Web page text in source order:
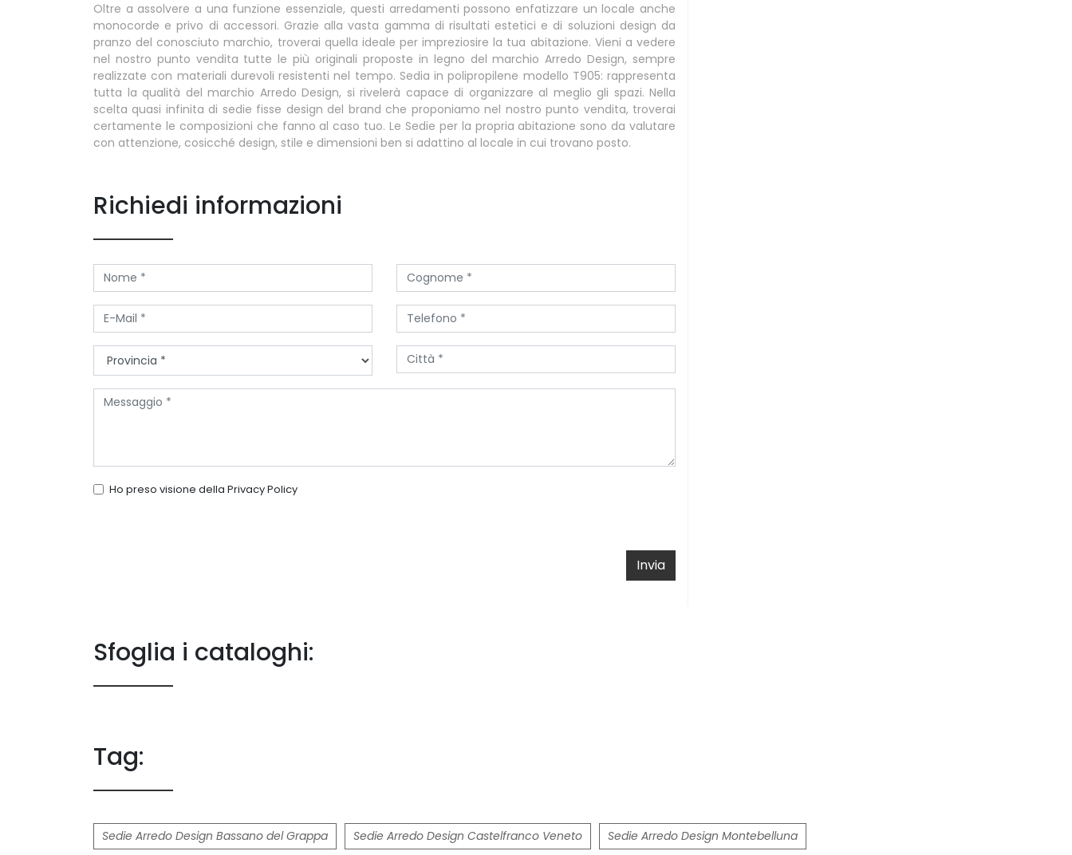
Oltre a assolvere a una funzione essenziale, questi arredamenti possono enfatizzare un locale anche
monocorde e privo di accessori. Grazie alla vasta gamma di risultati estetici e di soluzioni design da
pranzo del conosciuto marchio, troverai quella ideale per impreziosire la tua abitazione. Vieni a vedere
nel nostro punto vendita tutte le più originali proposte in legno del marchio Arredo Design, sempre
realizzate con materiali durevoli resistenti nel tempo. Sedia in polipropilene modello T905: rappresenta
tutta la qualità del marchio Arredo Design, si rivelerà capace di organizzare al meglio gli spazi. Nella
scelta quasi infinita di sedie fisse design del brand che proponiamo nel nostro punto vendita, troverai
certamente le composizioni che fanno al caso tuo. Le Sedie per la propria abitazione sono da valutare
con attenzione, cosicché design, stile e dimensioni ben si adattino al locale in cui trovano posto.
Richiedi informazioni
Ho preso visione della Privacy Policy
Invia
Sfoglia i cataloghi:
Tag:
Sedie Arredo Design Bassano del Grappa Sedie Arredo Design Castelfranco Veneto Sedie Arredo Design Montebelluna